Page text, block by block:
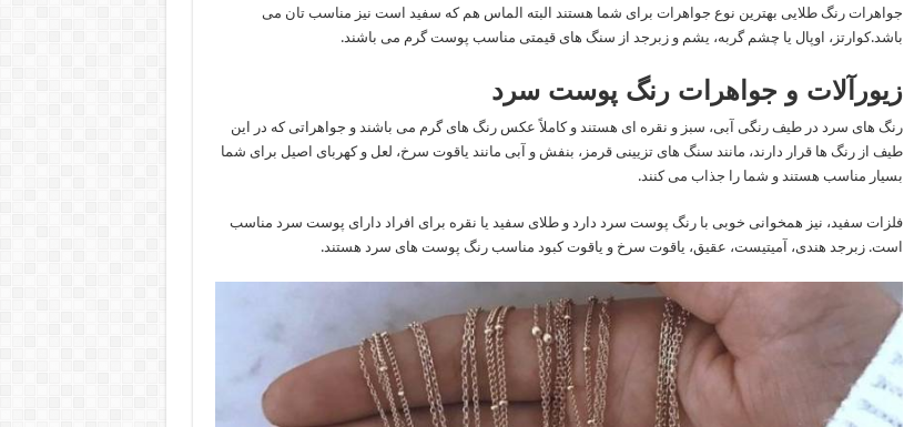
جواهرات رنگ طلایی بهترین نوع جواهرات برای شما هستند البته الماس هم که سفید است نیز مناسب تان می
باشد.کوارتز، اوپال یا چشم گربه، یشم و زبرجد از سنگ های قیمتی مناسب پوست گرم می باشند.
زیورآلات و جواهرات رنگ پوست سرد
رنگ های سرد در طیف رنگی آبی، سبز و نقره ای هستند و کاملاً عکس رنگ های گرم می باشند و جواهراتی که در این
طیف از رنگ ها قرار دارند، مانند سنگ های تزیینی قرمز، بنفش و آبی مانند یاقوت سرخ، لعل و کهربای اصیل برای شما
بسیار مناسب هستند و شما را جذاب می کنند.
فلزات سفید، نیز همخوانی خوبی با رنگ پوست سرد دارد و طلای سفید یا نقره برای افراد دارای پوست سرد مناسب
است. زبرجد هندی، آمیتیست، عقیق، یاقوت سرخ و یاقوت کبود مناسب رنگ پوست های سرد هستند.